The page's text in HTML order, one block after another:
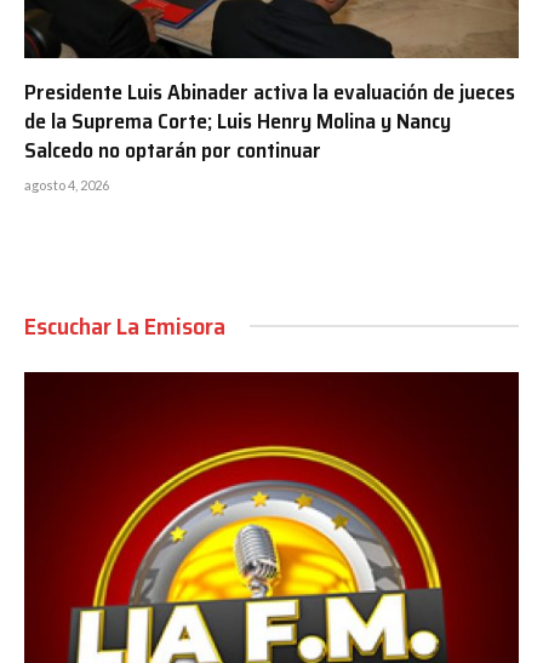
Presidente Luis Abinader activa la evaluación de jueces
de la Suprema Corte; Luis Henry Molina y Nancy
Salcedo no optarán por continuar
agosto 4, 2026
Escuchar La Emisora